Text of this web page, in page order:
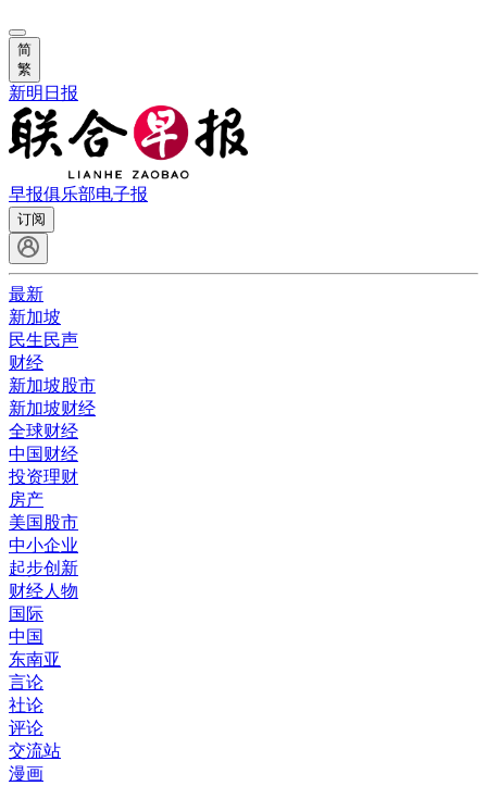
简
繁
新明日报
早报俱乐部电子报
订阅
最新
新加坡
民生民声
财经
新加坡股市
新加坡财经
全球财经
中国财经
投资理财
房产
美国股市
中小企业
起步创新
财经人物
国际
中国
东南亚
言论
社论
评论
交流站
漫画